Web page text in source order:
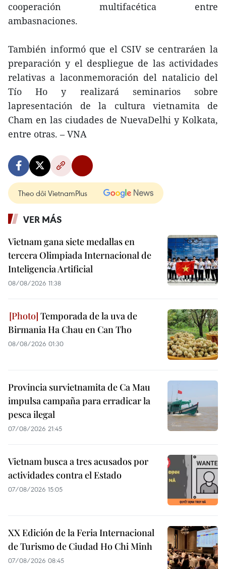
cooperación multifacética entre
ambasnaciones.
También informó que el CSIV se centraráen la
preparación y el despliegue de las actividades
relativas a laconmemoración del natalicio del
Tío Ho y realizará seminarios sobre
lapresentación de la cultura vietnamita de
Cham en las ciudades de NuevaDelhi y Kolkata,
entre otras. – VNA
Theo dõi VietnamPlus
VER MÁS
Vietnam gana siete medallas en
tercera Olimpiada Internacional de
Inteligencia Artificial
08/08/2026 11:38
Temporada de la uva de
Birmania Ha Chau en Can Tho
08/08/2026 01:30
Provincia survietnamita de Ca Mau
impulsa campaña para erradicar la
pesca ilegal
07/08/2026 21:45
Vietnam busca a tres acusados por
actividades contra el Estado
07/08/2026 15:05
XX Edición de la Feria Internacional
de Turismo de Ciudad Ho Chi Minh
07/08/2026 08:45